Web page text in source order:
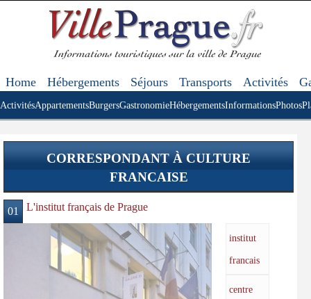
Home Hébergements Séjours Transports Activités
ActivitésAppartementsBurgersGastronomieHébergementsInformationsPhotos
CORRESPONDANT À CULTURE
FRANCAISE
01 L'institut français de Prague
institut
francais
centre